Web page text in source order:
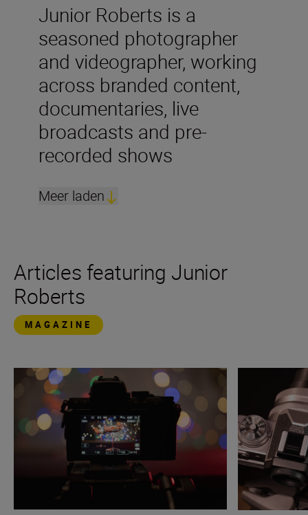
Junior Roberts is a
seasoned photographer
and videographer, working
across branded content,
documentaries, live
broadcasts and pre-
recorded shows
Meer laden
Articles featuring Junior
Roberts
MAGAZINE